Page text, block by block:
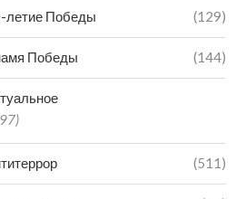
летие Победы (129)
Победы (144)
(511)